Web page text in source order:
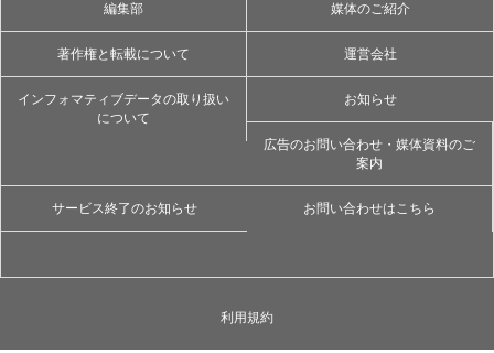
編集部 媒体のご紹介
著作権と転載について 運営会社
インフォマティブデータの取り扱い
について
お知らせ
広告のお問い合わせ・媒体資料のご
案内
サービス終了のお知らせ お問い合わせはこちら
利用規約